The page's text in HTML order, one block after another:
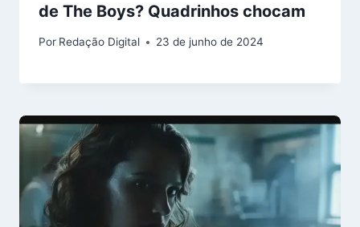
de The Boys? Quadrinhos chocam
Por Redação Digital 23 de junho de 2024